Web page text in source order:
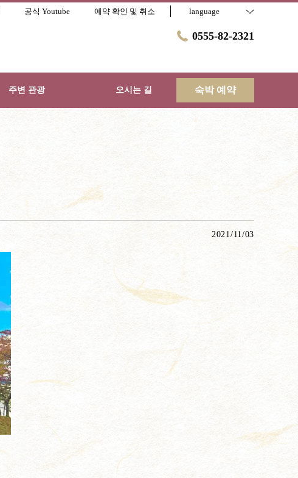
공식 Youtube 예약 확인 및 취소 language
0555-82-2321
주변 관광 오시는 길 숙박 예약
2021/11/03